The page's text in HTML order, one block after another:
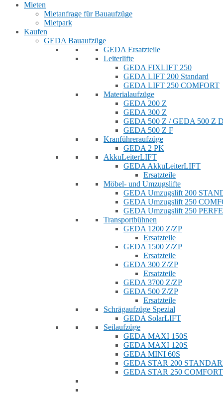
Mieten
Mietanfrage für Bauaufzüge
Mietpark
Kaufen
GEDA Bauaufzüge
GEDA Ersatzteile
Leiterlifte
GEDA FIXLIFT 250
GEDA LIFT 200 Standard
GEDA LIFT 250 COMFORT
Materialaufzüge
GEDA 200 Z
GEDA 300 Z
GEDA 500 Z / GEDA 500 Z
GEDA 500 Z F
Kranführeraufzüge
GEDA 2 PK
AkkuLeiterLIFT
GEDA AkkuLeiterLIFT
Ersatzteile
Möbel- und Umzugslifte
GEDA Umzugslift 200
GEDA Umzugslift 250
GEDA Umzugslift 250
Transportbühnen
GEDA 1200 Z/ZP
Ersatzteile
GEDA 1500 Z/ZP
Ersatzteile
GEDA 300 Z/ZP
Ersatzteile
GEDA 3700 Z/ZP
GEDA 500 Z/ZP
Ersatzteile
Schrägaufzüge Spezial
GEDA SolarLIFT
Seilaufzüge
GEDA MAXI 150S
GEDA MAXI 120S
GEDA MINI 60S
GEDA STAR 200
GEDA STAR 250 COMFORT